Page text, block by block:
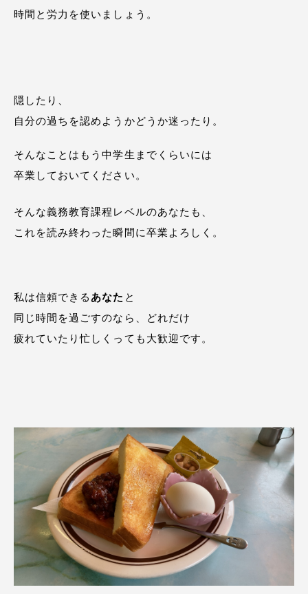
時間と労力を使いましょう。
隠したり、
自分の過ちを認めようかどうか迷ったり。
そんなことはもう中学生までくらいには
卒業しておいてください。
そんな義務教育課程レベルのあなたも、
これを読み終わった瞬間に卒業よろしく。
私は信頼できる あなた と
同じ時間を過ごすのなら、どれだけ
疲れていたり忙しくっても大歓迎です。